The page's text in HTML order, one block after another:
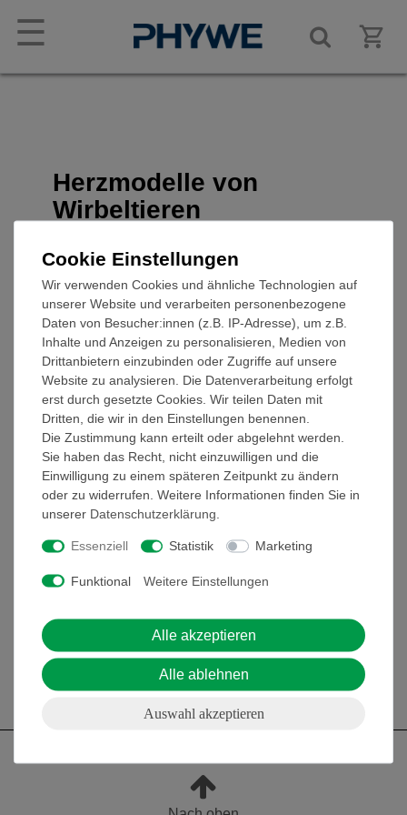
☰
Herzmodelle von
Wirbeltieren
Funktion und Verwendung
in zerlegbarer Ausführung, aus SOMSO-Plast®. Die
innere Struktur wird in allen Einzelheiten gezeigt, die
Strömungsbahnen des Blutes sind markiert.
Insgesamt 7 Modelle, in natürlicher Größe und zum
Sockel. 1. Knochenfisch (Hecht, Esox lucius), 2.
Frosch (Rana esculenta), 3. Schildkröte (Emys
Steinadler (Aquila chrysaetos), 6. Hund und 7.
Cookie Einstellungen
Wir verwenden Cookies und ähnliche Technologien auf
unserer Website und verarbeiten personenbezogene
Daten von Besucher:innen (z.B. IP-Adresse), um z.B.
Inhalte und Anzeigen zu personalisieren, Medien von
Drittanbietern einzubinden oder Zugriffe auf unsere
Website zu analysieren. Die Datenverarbeitung erfolgt
erst durch gesetzte Cookies. Wir teilen Daten mit
Dritten, die wir in den Einstellungen benennen.
Die Zustimmung kann erteilt oder abgelehnt werden.
Sie haben das Recht, nicht einzuwilligen und die
Einwilligung zu einem späteren Zeitpunkt zu ändern
oder zu widerrufen. Weitere Informationen finden Sie in
unserer Daten­schutz­erklärung
Essenziell Statistik Marketing
Funktional Weitere Einstellungen
Alle akzeptieren
Alle ablehnen
Auswahl akzeptieren